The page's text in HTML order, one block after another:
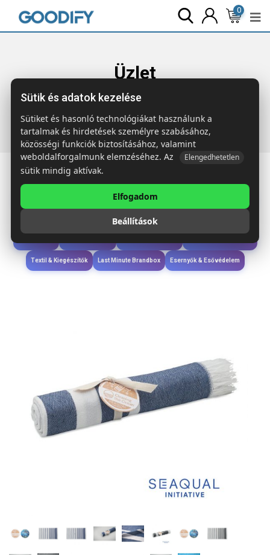
0
Üzlet
Főoldal Termékek Wellness & Ápolás
hamam törölk. 100×170
Étkezés & Ivás
Wellness & Ápolás
Textil & Kiegészítők Last Minute Brandbox Esernyők & Esővédelem
Sütik és adatok kezelése
Sütiket és hasonló technológiákat használunk a
tartalmak és hirdetések személyre szabásához,
közösségi funkciók biztosításához, valamint
weboldalforgalmunk elemzéséhez. Az
Elengedhetetlen
sütik mindig aktívak.
Elfogadom
Beállítások